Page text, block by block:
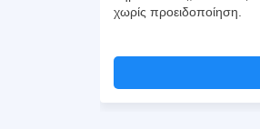
χωρίς προειδοποίηση.